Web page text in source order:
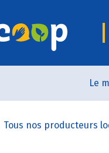
Le
Tous nos producteurs